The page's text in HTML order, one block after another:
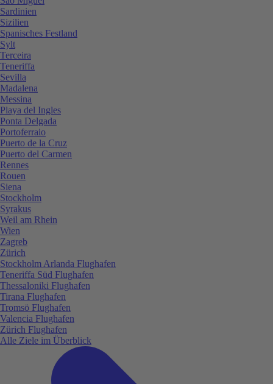
Sardinien
Sizilien
Spanisches Festland
Sylt
Terceira
Teneriffa
Sevilla
Madalena
Messina
Playa del Ingles
Ponta Delgada
Portoferraio
Puerto de la Cruz
Puerto del Carmen
Rennes
Rouen
Siena
Stockholm
Syrakus
Weil am Rhein
Wien
Zagreb
Zürich
Stockholm Arlanda Flughafen
Teneriffa Süd Flughafen
Thessaloniki Flughafen
Tirana Flughafen
Tromsö Flughafen
Valencia Flughafen
Zürich Flughafen
Alle Ziele im Überblick